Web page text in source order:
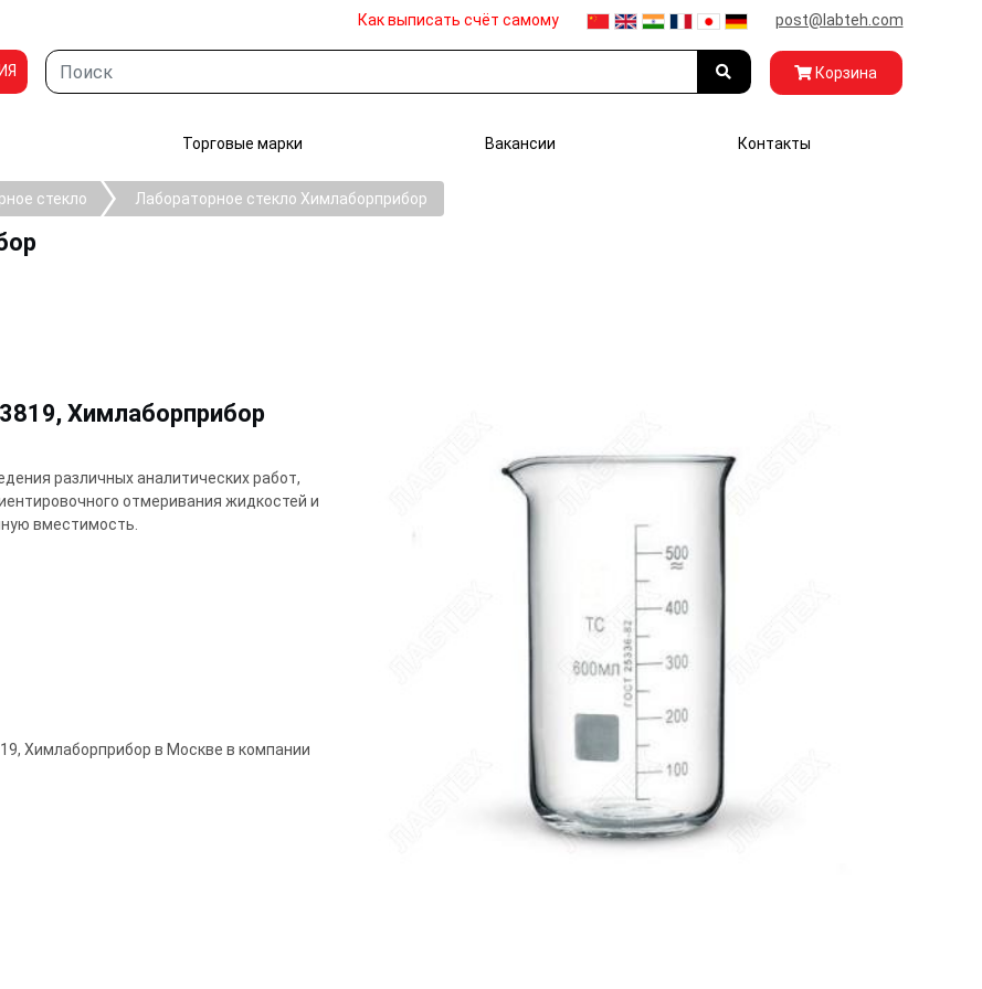
Как выписать счёт самому post@labteh.com
Корзина
Торговые марки Вакансии Контакты
стекло Лабораторное стекло Химлаборприбор
Химлаборприбор
различных аналитических работ,
отмеривания жидкостей и
вместимость.
Химлаборприбор в Москве в компании